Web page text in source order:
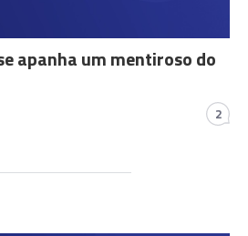
apanha um mentiroso do
2